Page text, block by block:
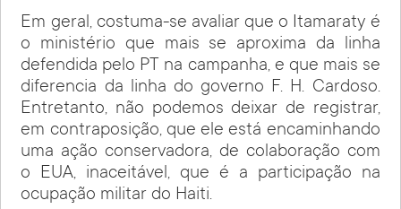
Em geral, costuma-se avaliar que o Itamaraty é
o ministério que mais se aproxima da linha
defendida pelo PT na campanha, e que mais se
diferencia da linha do governo F. H. Cardoso.
Entretanto, não podemos deixar de registrar,
em contraposição, que ele está encaminhando
uma ação conservadora, de colaboração com
o EUA, inaceitável, que é a participação na
ocupação militar do Haiti.